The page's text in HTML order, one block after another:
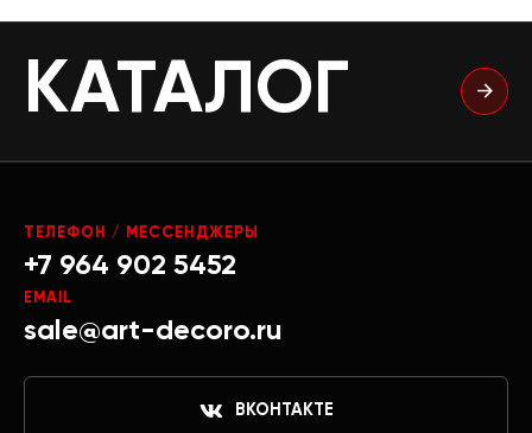
КАТАЛОГ
ТЕЛЕФОН / МЕССЕНДЖЕРЫ
+7 964 902 5452
EMAIL
sale@art-decoro.ru
ВКОНТАКТЕ